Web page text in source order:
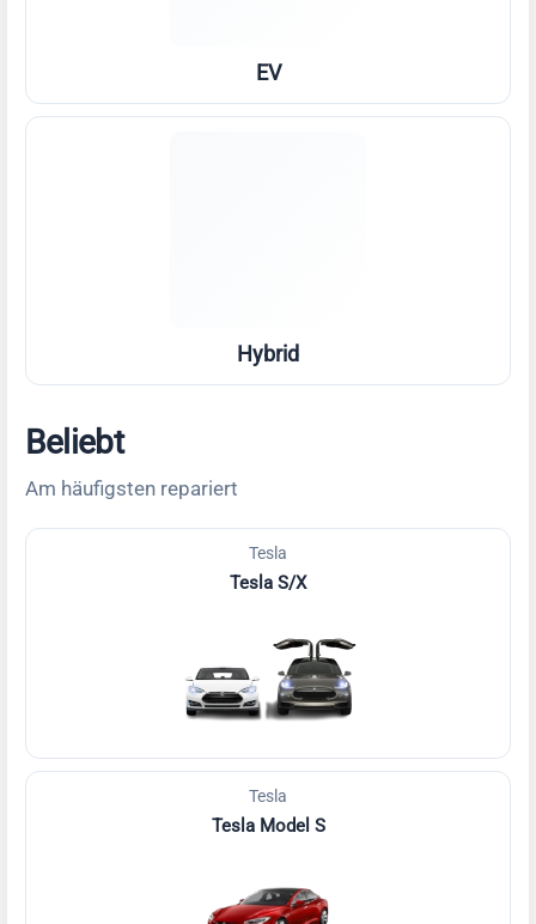
EV
Hybrid
Beliebt
Am häufigsten repariert
Tesla
Tesla S/X
Tesla
Tesla Model S